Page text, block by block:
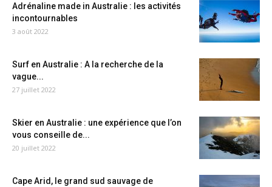
Adrénaline made in Australie : les activités
incontournables
3 août 2022
Surf en Australie : A la recherche de la
vague...
27 juillet 2022
Skier en Australie : une expérience que l’on
vous conseille de...
20 juillet 2022
Cape Arid, le grand sud sauvage de